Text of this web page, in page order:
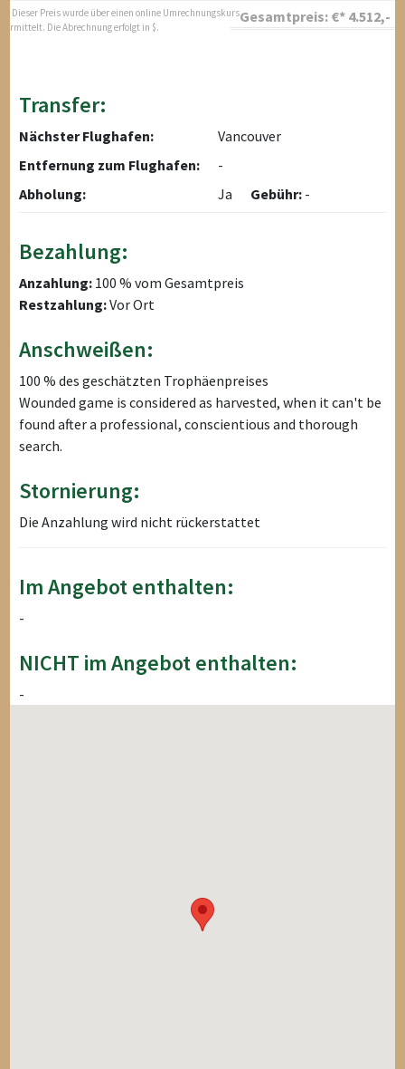
Gesamtpreis: €* 4.512,-
* Dieser Preis wurde über einen online Umrechnungskurs
ermittelt. Die Abrechnung erfolgt in $.
Transfer:
Nächster Flughafen:
Vancouver
Entfernung zum Flughafen:
-
Abholung:
Ja Gebühr: -
Bezahlung:
Anzahlung: 100 % vom Gesamtpreis
Restzahlung:Vor Ort
Anschweißen:
100 % des geschätzten Trophäenpreises
Wounded game is considered as harvested, when it can't be
found after a professional, conscientious and thorough
search.
Stornierung:
Die Anzahlung wird nicht rückerstattet
Im Angebot enthalten:
-
NICHT im Angebot enthalten:
-